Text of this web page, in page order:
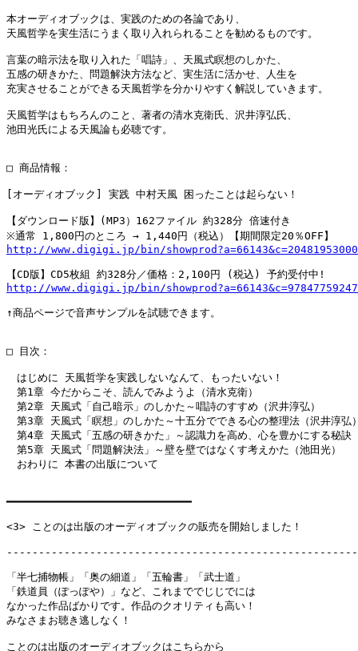
本オーディオブックは、実践のための各論であり、
天風哲学を実生活にうまく取り入れられることを勧めるものです。
言葉の暗示法を取り入れた「唱詩」、天風式瞑想のしかた、
五感の研きかた、問題解決方法など、実生活に活かせ、人生を
充実させることができる天風哲学を分かりやすく解説していきます。
天風哲学はもちろんのこと、著者の清水克衛氏、沢井淳弘氏、
池田光氏による天風論も必聴です。
□ 商品情報：
[オーディオブック] 実践 中村天風 困ったことは起らない！
【ダウンロード版】(MP3）162ファイル 約328分 倍速付き
http://www.digigi.jp/bin/
http://www.digigi.jp/bin/
↑商品ページで音声サンプルを試聴できます。
□ 目次：
はじめに 天風哲学を実践しないなんて、もったいない！
第1章 今だからこそ、読んでみようよ（清水克衛）
第2章 天風式「自己暗示」のしかた～唱詩のすすめ（沢井淳弘）
第3章 天風式「瞑想」のしかた～十五分でできる心の整理法（沢井淳弘
第4章 天風式「五感の研きかた」～認識力を高め、心を豊かにする秘訣
第5章 天風式「問題解決法」～壁を壁ではなくす考えかた（池田光）
おわりに 本書の出版について
━━━━━━━━━━━━━━━━━━━━━━━━━━━━━
<3> ことのは出版のオーディオブックの販売を開始しました！
「半七捕物帳」「奥の細道」「五輪書」「武士道」
「鉄道員（ぽっぽや）」など、これまででじじでには
なかった作品ばかりです。作品のクオリティも高い！
みなさまお聴き逃しなく！